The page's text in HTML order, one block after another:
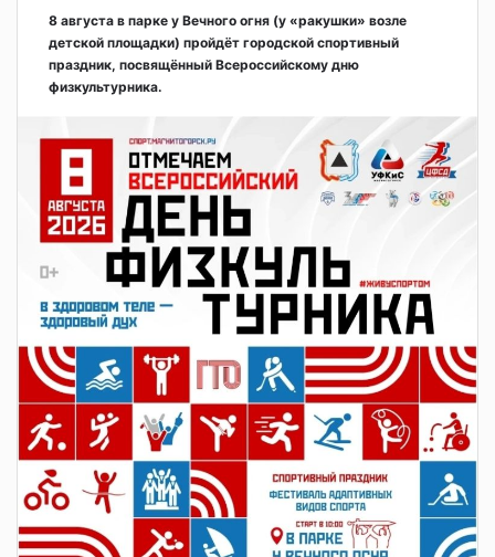
8 августа в парке у Вечного огня (у «ракушки» возле
детской площадки) пройдёт городской спортивный
праздник, посвящённый Всероссийскому дню
физкультурника.